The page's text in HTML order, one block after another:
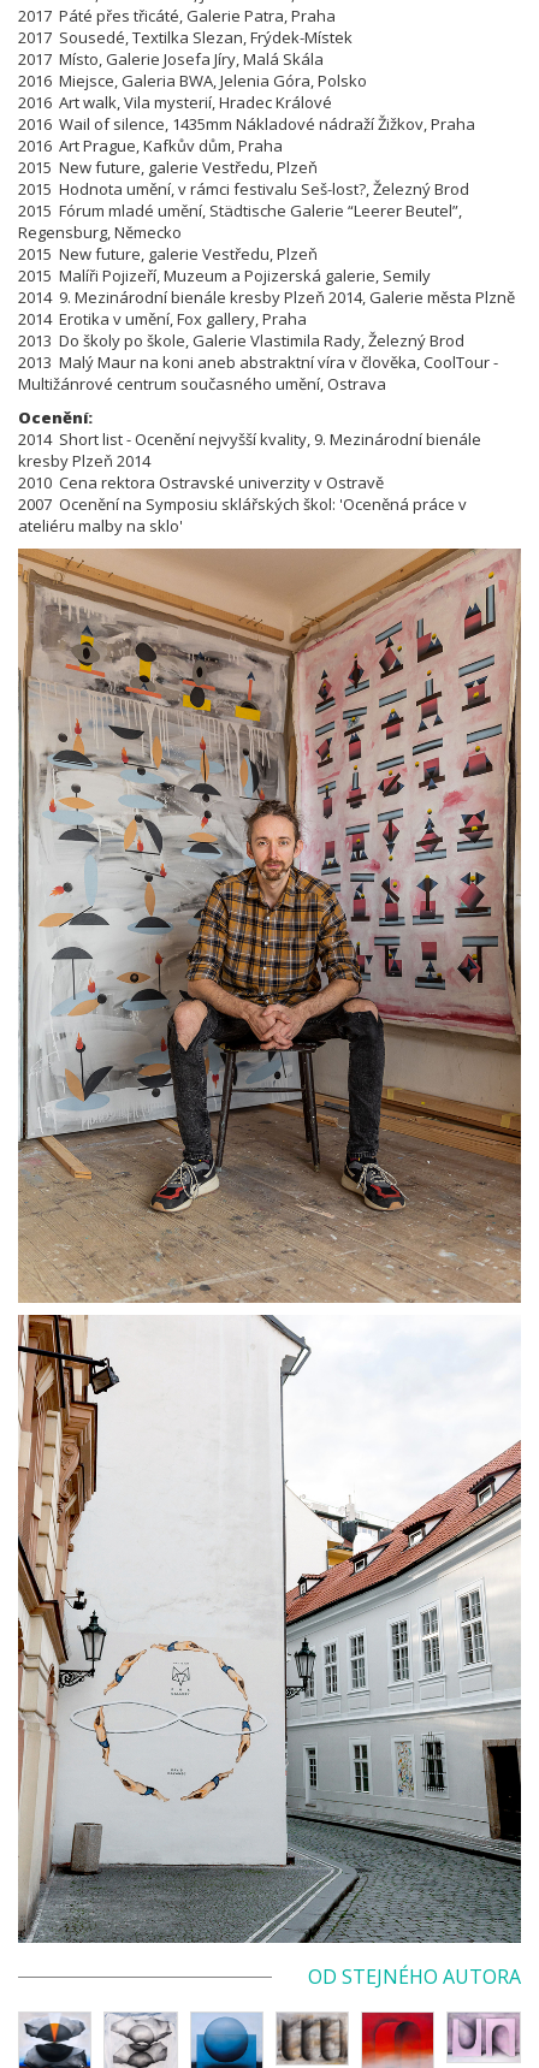
2017 Páté přes třicáté, Galerie Patra, Praha
2017 Sousedé, Textilka Slezan, Frýdek-Místek
2017 Místo, Galerie Josefa Jíry, Malá Skála
2016 Miejsce, Galeria BWA, Jelenia Góra, Polsko
2016 Art walk, Vila mysterií, Hradec Králové
2016 Wail of silence, 1435mm Nákladové nádraží Žižkov, Praha
2016 Art Prague, Kafkův dům, Praha
2015 New future, galerie Vestředu, Plzeň
2015 Hodnota umění, v rámci festivalu Seš-lost?, Železný Brod
2015 Fórum mladé umění, Städtische Galerie “Leerer Beutel”,
Regensburg, Německo
2015 New future, galerie Vestředu, Plzeň
2015 Malíři Pojizeří, Muzeum a Pojizerská galerie, Semily
2014 9. Mezinárodní bienále kresby Plzeň 2014, Galerie města Plzně
2014 Erotika v umění, Fox gallery, Praha
2013 Do školy po škole, Galerie Vlastimila Rady, Železný Brod
2013 Malý Maur na koni aneb abstraktní víra v člověka, CoolTour -
Multižánrové centrum současného umění, Ostrava
Ocenění:
2014 Short list - Ocenění nejvyšší kvality, 9. Mezinárodní bienále
kresby Plzeň 2014
2010 Cena rektora Ostravské univerzity v Ostravě
2007 Ocenění na Symposiu sklářských škol: 'Oceněná práce v
ateliéru malby na sklo'
OD STEJNÉHO AUTORA